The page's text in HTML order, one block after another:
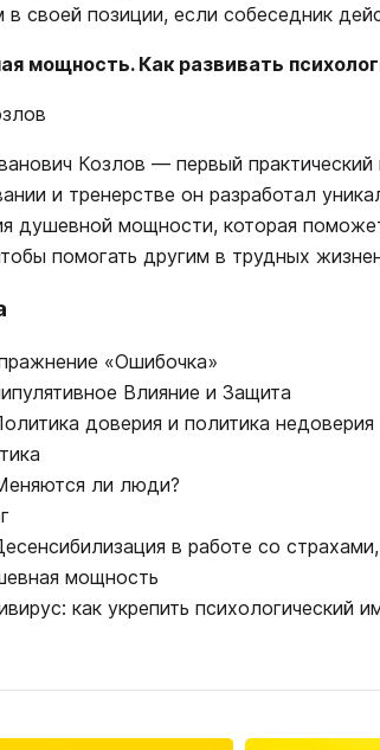
в своей позиции, если собеседник
мощность. Как развивать
Козлов ― первый
и тренерстве он разработал
душевной мощности, которая
помогать другим в трудных
«Ошибочка»
Влияние и Защита
доверия и политика недоверия
ли люди?
в работе со
мощность
как укрепить психологический